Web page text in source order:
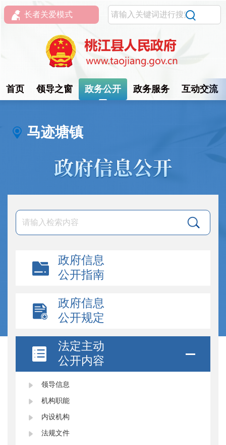
长者关爱模式
首页 领导之窗 政务公开 政务服务 互动交流
马迹塘镇
政府信息
公开指南
政府信息
公开规定
法定主动
公开内容
领导信息
机构职能
内设机构
法规文件